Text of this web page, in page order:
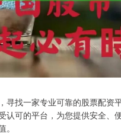
寻找一家专业可靠的股票配资
认可的平台，为您提供安全、